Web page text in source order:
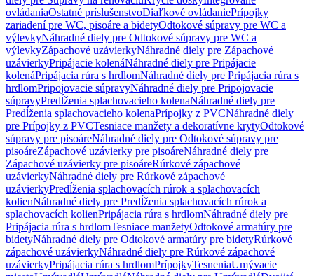
ovládaniaOstatné príslušenstvoDiaľkové ovládaniePrípojky
zariadení pre WC, pisoáre a bidetyOdtokové súpravy pre WC a
výlevkyNáhradné diely pre Odtokové súpravy pre WC a
výlevkyZápachové uzávierkyNáhradné diely pre Zápachové
uzávierkyPripájacie kolenáNáhradné diely pre Pripájacie
kolenáPripájacia rúra s hrdlomNáhradné diely pre Pripájacia rúra s
hrdlomPripojovacie súpravyNáhradné diely pre Pripojovacie
súpravyPredĺženia splachovacieho kolenaNáhradné diely pre
Predĺženia splachovacieho kolenaPrípojky z PVCNáhradné diely
pre Prípojky z PVCTesniace manžety a dekoratívne krytyOdtokové
súpravy pre pisoáreNáhradné diely pre Odtokové súpravy pre
pisoáreZápachové uzávierky pre pisoáreNáhradné diely pre
Zápachové uzávierky pre pisoáreRúrkové zápachové
uzávierkyNáhradné diely pre Rúrkové zápachové
uzávierkyPredĺženia splachovacích rúrok a splachovacích
kolienNáhradné diely pre Predĺženia splachovacích rúrok a
splachovacích kolienPripájacia rúra s hrdlomNáhradné diely pre
Pripájacia rúra s hrdlomTesniace manžetyOdtokové armatúry pre
bidetyNáhradné diely pre Odtokové armatúry pre bidetyRúrkové
zápachové uzávierkyNáhradné diely pre Rúrkové zápachové
uzávierkyPripájacia rúra s hrdlomPrípojkyTesneniaUmývacie